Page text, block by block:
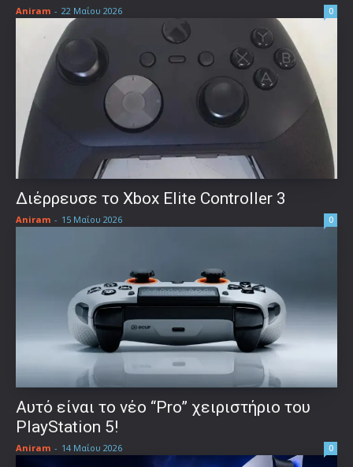
Aniram - 22 Μαΐου 2026 0
Διέρρευσε το Xbox Elite Controller 3
Aniram - 15 Μαΐου 2026 0
Αυτό είναι το νέο “Pro” χειριστήριο του
PlayStation 5!
Aniram - 14 Μαΐου 2026 0